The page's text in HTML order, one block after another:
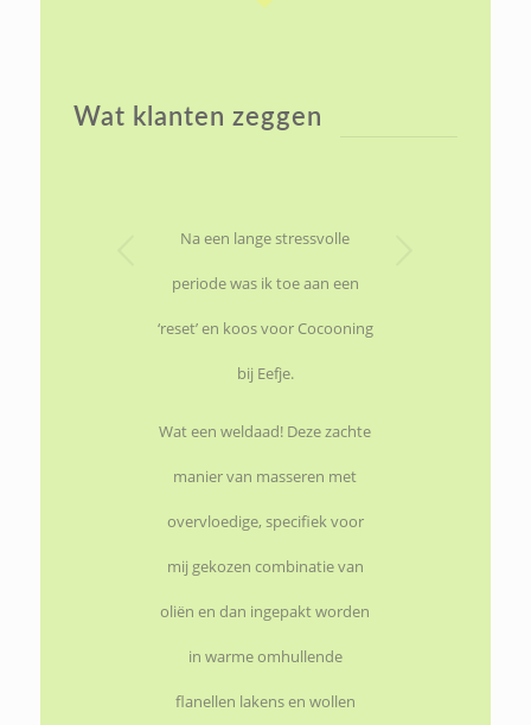
Wat klanten zeggen
Na een lange stressvolle
periode was ik toe aan een
‘reset’ en koos voor Cocooning
bij Eefje.
Wat een weldaad! Deze zachte
manier van masseren met
overvloedige, specifiek voor
mij gekozen combinatie van
oliën en dan ingepakt worden
in warme omhullende
flanellen lakens en wollen
Volgende